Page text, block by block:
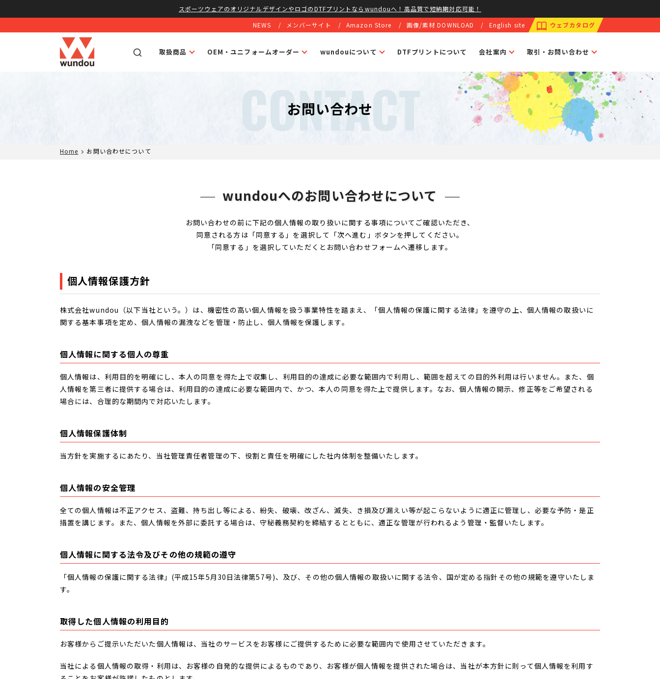
スポーツウェアのオリジナルデザインやロゴのDTFプリントならwundouへ！高品質で短納期対応可能！
取扱商品 OEM・ユニフォームオーダー wundouについて DTFプリントについて 会社案内 取引・お問い合わせ
NEWS メンバーサイト Amazon Store 画像/素材 DOWNLOAD English site ウェブカタログ
お問い合わせ
CONTACT
Home お問い合わせについて
wundouへのお問い合わせについて
お問い合わせの前に下記の個人情報の取り扱いに関する事項についてご確認いただき、
同意される方は「同意する」を選択して「次へ進む」ボタンを押してください。
「同意する」を選択していただくとお問い合わせフォームへ遷移します。
個人情報保護方針
株式会社wundou（以下当社という。）は、機密性の高い個人情報を扱う事業特性を踏まえ、「個人情報の保護に関する法律」を遵守の上、個人情報の取扱いに
関する基本事項を定め、個人情報の漏洩などを管理・防止し、個人情報を保護します。
個人情報に関する個人の尊重
個人情報は、利用目的を明確にし、本人の同意を得た上で収集し、利用目的の達成に必要な範囲内で利用し、範囲を超えての目的外利用は行いません。また、個
人情報を第三者に提供する場合は、利用目的の達成に必要な範囲内で、かつ、本人の同意を得た上で提供します。なお、個人情報の開示、修正等をご希望される
場合には、合理的な期間内で対応いたします。
個人情報保護体制
当方針を実施するにあたり、当社管理責任者管理の下、役割と責任を明確にした社内体制を整備いたします。
個人情報の安全管理
全ての個人情報は不正アクセス、盗難、持ち出し等による、紛失、破壊、改ざん、滅失、き損及び漏えい等が起こらないように適正に管理し、必要な予防・是正
措置を講じます。また、個人情報を外部に委託する場合は、守秘義務契約を締結するとともに、適正な管理が行われるよう管理・監督いたします。
個人情報に関する法令及びその他の規範の遵守
「個人情報の保護に関する法律」(平成15年5月30日法律第57号)、及び、その他の個人情報の取扱いに関する法令、国が定める指針その他の規範を遵守いたしま
す。
取得した個人情報の利用目的
お客様からご提示いただいた個人情報は、当社のサービスをお客様にご提供するために必要な範囲内で使用させていただきます。
当社による個人情報の取得・利用は、お客様の自発的な提供によるものであり、お客様が個人情報を提供された場合は、当社が本方針に則って個人情報を利用す